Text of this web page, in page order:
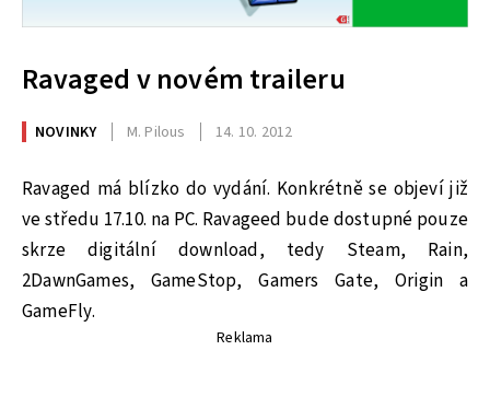
Ravaged v novém traileru
NOVINKY M. Pilous 14. 10. 2012
Ravaged má blízko do vydání. Konkrétně se objeví již
ve středu 17.10. na PC. Ravageed bude dostupné pouze
skrze digitální download, tedy Steam, Rain,
2DawnGames, GameStop, Gamers Gate, Origin a
GameFly.
Reklama